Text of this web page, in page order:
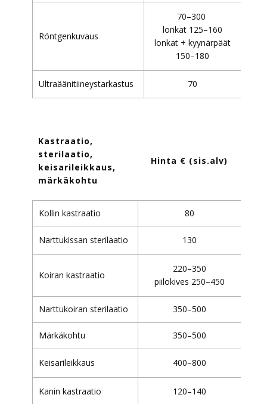
Röntgenkuvaus
70–300
lonkat 125–160
lonkat + kyynärpäät
150–180
Ultraäänitiineystarkastus 70
Kastraatio,
sterilaatio,
keisarileikkaus,
märkäkohtu
Hinta € (sis.alv)
Kollin kastraatio 80
Narttukissan sterilaatio 130
Koiran kastraatio
220–350
piilokives 250–450
Narttukoiran sterilaatio 350–500
Märkäkohtu 350–500
Keisarileikkaus 400–800
Kanin kastraatio 120–140